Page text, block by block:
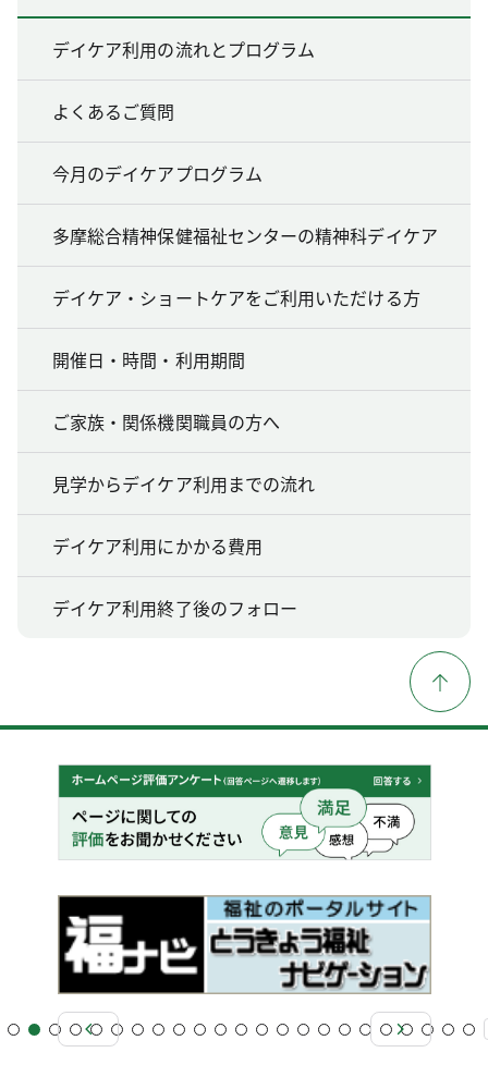
デイケア利用の流れとプログラム
よくあるご質問
今月のデイケアプログラム
多摩総合精神保健福祉センターの精神科デイケア
デイケア・ショートケアをご利用いただける方
開催日・時間・利用期間
ご家族・関係機関職員の方へ
見学からデイケア利用までの流れ
デイケア利用にかかる費用
デイケア利用終了後のフォロー